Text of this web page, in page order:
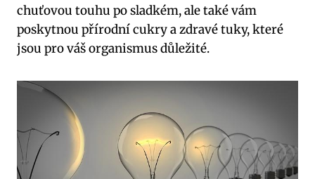
chuťovou touhu po sladkém, ale také vám
poskytnou přírodní cukry a zdravé tuky, které
jsou pro váš organismus důležité.